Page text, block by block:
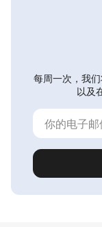
每周一次，我
以及